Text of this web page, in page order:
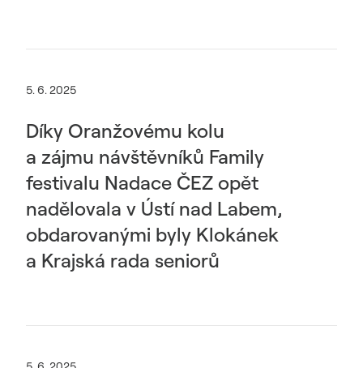
5. 6. 2025
Díky Oranžovému kolu
a zájmu návštěvníků Family
festivalu Nadace ČEZ opět
nadělovala v Ústí nad Labem,
obdarovanými byly Klokánek
a Krajská rada seniorů